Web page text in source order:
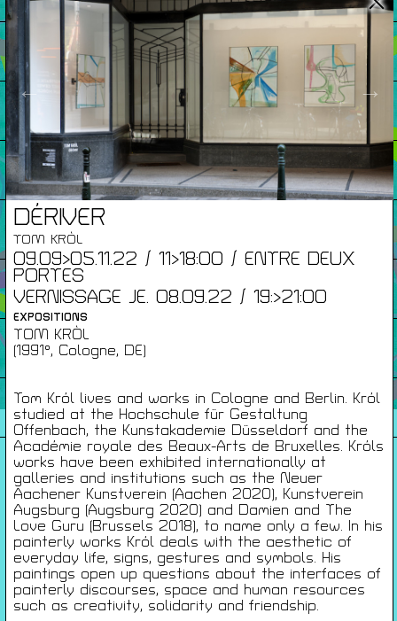
← →
DÉRIVER
TOM KRÒL
09.09>05.11.22 / 11>18:00 / ENTRE DEUX
PORTES
VERNISSAGE JE. 08.09.22 / 19:>21:00
EXPOSITIONS
TOM KRÒL
(1991°, Cologne, DE)
Tom Król lives and works in Cologne and Berlin. Król
studied at the Hochschule für Gestaltung
Offenbach, the Kunstakademie Düsseldorf and the
Académie royale des Beaux-Arts de Bruxelles. Króls
works have been exhibited internationally at
galleries and institutions such as the Neuer
Aachener Kunstverein (Aachen 2020), Kunstverein
Augsburg (Augsburg 2020) and Damien and The
Love Guru (Brussels 2018), to name only a few. In his
painterly works Król deals with the aesthetic of
everyday life, signs, gestures and symbols. His
paintings open up questions about the interfaces of
painterly discourses, space and human resources
such as creativity, solidarity and friendship.
Éditions
Artists Print
Podcasts
À Propos
Infos Pratiques
Cartes De Membre
Saisons Précédentes
À propos
Infos pratiques
Carte de membres
S'inscrire à la Newsletter
Mentions légales